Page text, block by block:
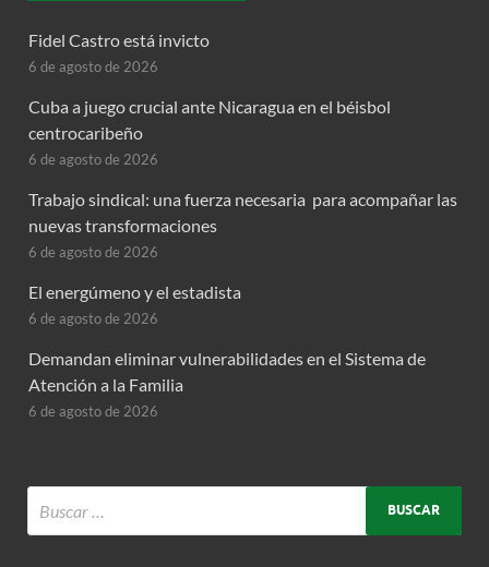
Fidel Castro está invicto
6 de agosto de 2026
Cuba a juego crucial ante Nicaragua en el béisbol
centrocaribeño
6 de agosto de 2026
Trabajo sindical: una fuerza necesaria para acompañar las
nuevas transformaciones
6 de agosto de 2026
El energúmeno y el estadista
6 de agosto de 2026
Demandan eliminar vulnerabilidades en el Sistema de
Atención a la Familia
6 de agosto de 2026